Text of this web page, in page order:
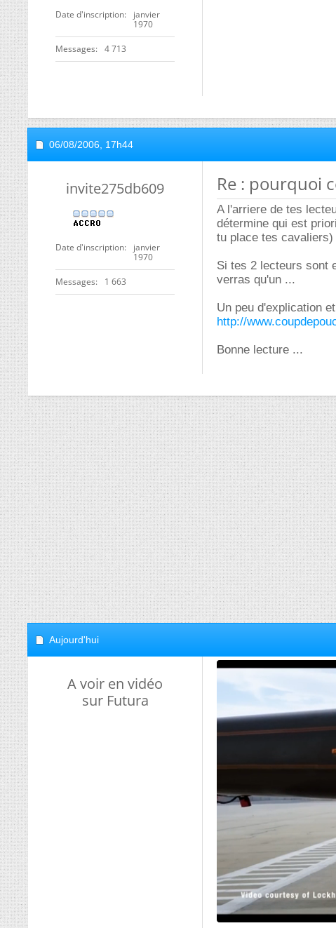
Date d'inscription
janvier
1970
Messages 4 713
06/08/2006, 17h44
invite275db609
Date d'inscription
janvier
1970
Messages 1 663
Re : pourquoi
A l'arriere de tes
détermine qui est
tu place tes cavaliers)
Si tes 2 lecteurs sont
verras qu'un ...
Un peu d'explication
http://
Bonne lecture ...
Aujourd'hui
A voir en vidéo
sur Futura